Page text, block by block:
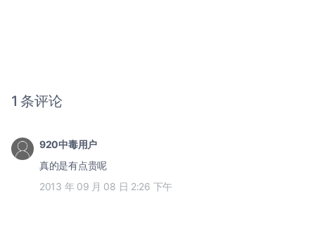
1 条评论
920中毒用户
真的是有点贵呢
2013 年 09 月 08 日 2:26 下午